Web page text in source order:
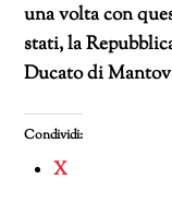
una volta con
stati, la
Ducato di
Condividi:
X